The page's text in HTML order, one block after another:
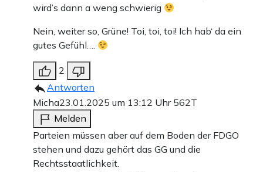
wird’s dann a weng schwierig
Nein, weiter so, Grüne! Toi, toi, toi! Ich hab‘ da ein
gutes Gefühl….
2
Antworten
Micha23.01.2025 um 13:12 Uhr 562T
Melden
Parteien müssen aber auf dem Boden der FDGO
stehen und dazu gehört das GG und die
Rechtsstaatlichkeit.